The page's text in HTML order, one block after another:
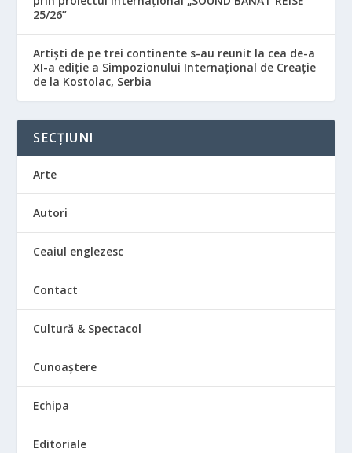
25/26”
Artiști de pe trei continente s-au reunit la cea de-a
XI-a ediție a Simpozionului Internațional de Creație
de la Kostolac, Serbia
SECȚIUNI
Arte
Autori
Ceaiul englezesc
Contact
Cultură & Spectacol
Cunoaștere
Echipa
Editoriale